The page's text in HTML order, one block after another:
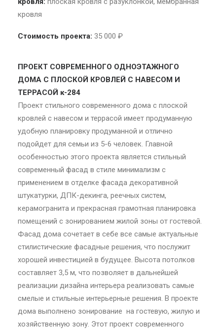
кровля
Стоимость проекта: 35 000 ₽
ПРОЕКТ СОВРЕМЕННОГО ОДНОЭТАЖНОГО
ДОМА С ПЛОСКОЙ КРОВЛЕЙ С НАВЕСОМ И
ТЕРРАСОЙ к-284
Проект стильного современного дома с плоской
кровлей с навесом и террасой имеет продуманную
удобную планировку продуманной и отлично
подойдет для семьи из 5-6 человек. Главной
особенностью этого проекта является стильный
современный фасад в стиле минимализм с
применением в отделке фасада декоративной
штукатурки, ДПК-декинга, реечных систем,
керамогранита и прекрасная грамотная планировка
помещений с зонированием жилой зоны от гостевой.
Фасад дома сочетает в себе все самые актуальные
стилистические фасадные решения, что послужит
хорошей инвестицией в будущее. Высота потолков
составляет 3,5 м, что позволяет в дальнейшей
реализации дизайна интерьера реализовать самые
смелые и стильные интерьерные решения. В проекте
дома выполнено зонирование на гостевую, жилую и
хозяйственную зону. Этот проект современного